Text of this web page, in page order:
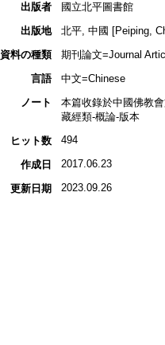
出版者
國立北平圖書館
出版地
北平, 中國 [Peiping,
資料の種類
期刊論文=Journal
言語
中文=Chinese
ノート
本篇收錄於中國佛教
藏經類-概論-版本
ヒット数
494
作成日 2017.06.23
更新日期 2023.09.26